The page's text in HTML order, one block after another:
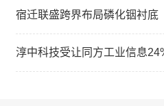
宿迁联盛跨界布局磷化铟衬底
淳中科技受让同方工业信息